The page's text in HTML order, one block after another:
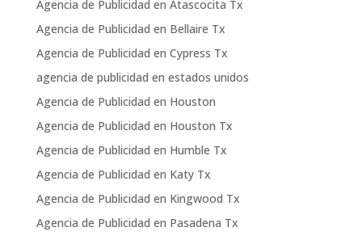
Agencia de Publicidad en Atascocita Tx
Agencia de Publicidad en Bellaire Tx
Agencia de Publicidad en Cypress Tx
agencia de publicidad en estados unidos
Agencia de Publicidad en Houston
Agencia de Publicidad en Houston Tx
Agencia de Publicidad en Humble Tx
Agencia de Publicidad en Katy Tx
Agencia de Publicidad en Kingwood Tx
Agencia de Publicidad en Pasadena Tx